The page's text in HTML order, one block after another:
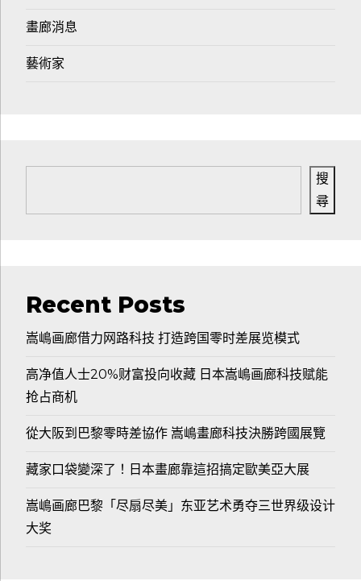
畫廊消息
藝術家
搜
尋
Recent Posts
嵩嶋画廊借力网路科技 打造跨国零时差展览模式
高净值人士20%财富投向收藏 日本嵩嶋画廊科技赋能
抢占商机
從大阪到巴黎零時差協作 嵩嶋畫廊科技決勝跨國展覽
藏家口袋變深了！日本畫廊靠這招搞定歐美亞大展
嵩嶋画廊巴黎「尽扇尽美」东亚艺术勇夺三世界级设计
大奖